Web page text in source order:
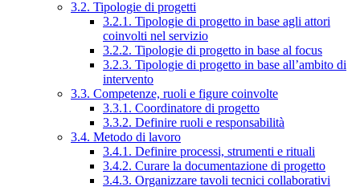
3.2. Tipologie di progetti
3.2.1. Tipologie di progetto in base agli attori
coinvolti nel servizio
3.2.2. Tipologie di progetto in base al focus
3.2.3. Tipologie di progetto in base all’ambito di
intervento
3.3. Competenze, ruoli e figure coinvolte
3.3.1. Coordinatore di progetto
3.3.2. Definire ruoli e responsabilità
3.4. Metodo di lavoro
3.4.1. Definire processi, strumenti e rituali
3.4.2. Curare la documentazione di progetto
3.4.3. Organizzare tavoli tecnici collaborativi